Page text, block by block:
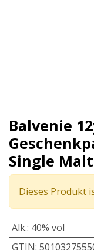
Balvenie
Single
Dieses Produkt
Alk.: 40% vol
GTIN: